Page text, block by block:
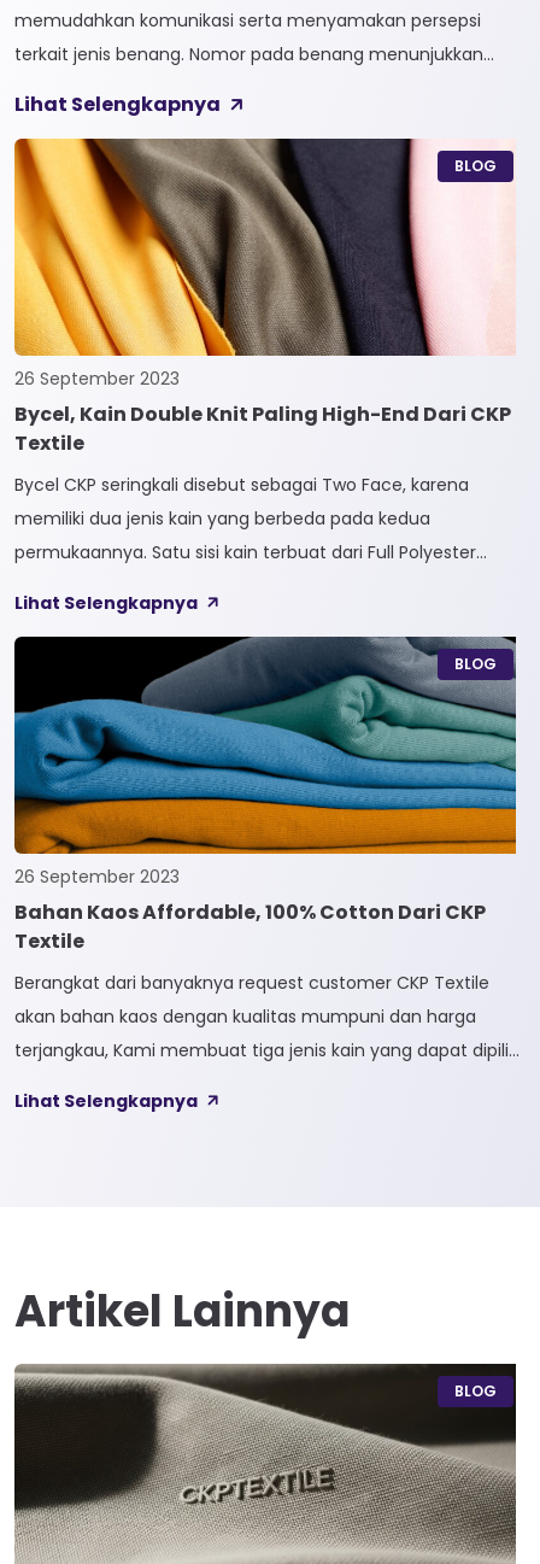
memudahkan komunikasi serta menyamakan persepsi
terkait jenis benang. Nomor pada benang menunjukkan
penomoran sendiri terbagi menjadi dua, Tidak Langsung dan
Langsung. 1. Penomoran Tidak Langsung Penomoran Tidak
Langsung biasa diaplikasikan pada jenis Natural Fiber, seperti
Rayon dan Cotton. Satuan yang paling […]
Lihat Selengkapnya
BLOG
26 September 2023
Bycel, Kain Double Knit Paling High-End Dari CKP
Textile
Bycel CKP seringkali disebut sebagai Two Face, karena
memiliki dua jenis kain yang berbeda pada kedua
permukaannya. Satu sisi kain terbuat dari Full Polyester
Bycel merupakan kain High-End karena bersifat Fungsional,
dapat digunakan sesuai kebutuhan customer. Selain itu,
kain Bycel juga diberi teknologi teranyar yakni pemberian
dua jenis […]
Lihat Selengkapnya
BLOG
26 September 2023
Bahan Kaos Affordable, 100% Cotton Dari CKP
Textile
Berangkat dari banyaknya request customer CKP Textile
akan bahan kaos dengan kualitas mumpuni dan harga
terjangkau, Kami membuat tiga jenis kain yang dapat dipilih
kain yang bahan dasarnya 100% cotton. Softcel juga sering
Lihat Selengkapnya
Artikel Lainnya
BLOG